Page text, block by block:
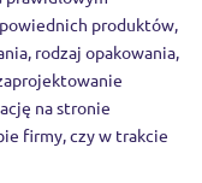
produktów,
rodzaj opakowania,
na stronie
firmy, czy w trakcie